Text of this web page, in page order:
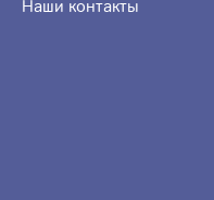
Наши контакты